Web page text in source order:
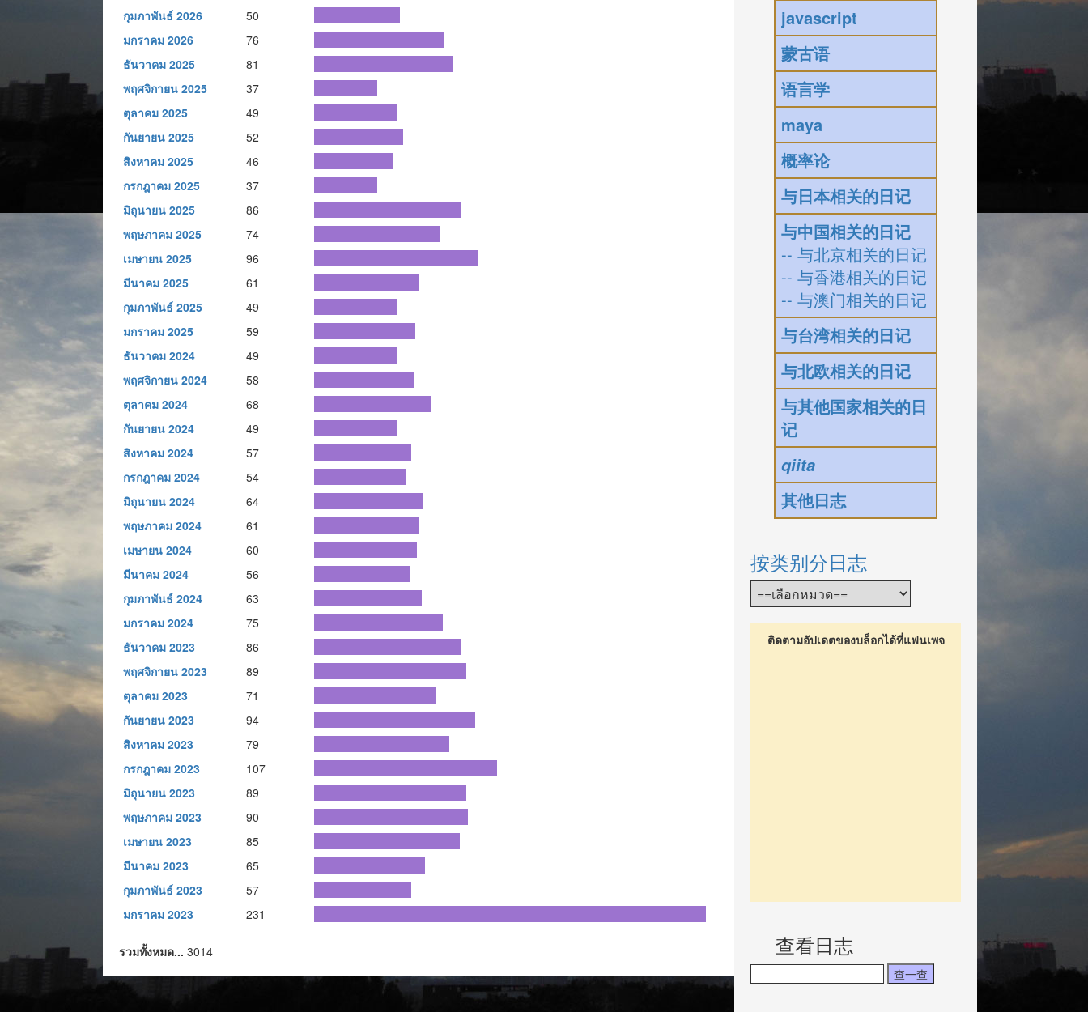
กุมภาพันธ์ 2026
50
มกราคม 2026
76
ธันวาคม 2025
81
พฤศจิกายน 2025
37
ตุลาคม 2025
49
กันยายน 2025
52
สิงหาคม 2025
46
กรกฎาคม 2025
37
มิถุนายน 2025
86
พฤษภาคม 2025
74
เมษายน 2025
96
มีนาคม 2025
61
กุมภาพันธ์ 2025
49
มกราคม 2025
59
ธันวาคม 2024
49
พฤศจิกายน 2024
58
ตุลาคม 2024
68
กันยายน 2024
49
สิงหาคม 2024
57
กรกฎาคม 2024
54
มิถุนายน 2024
64
พฤษภาคม 2024
61
เมษายน 2024
60
มีนาคม 2024
56
กุมภาพันธ์ 2024
63
มกราคม 2024
75
ธันวาคม 2023
86
พฤศจิกายน 2023
89
ตุลาคม 2023
71
กันยายน 2023
94
สิงหาคม 2023
79
กรกฎาคม 2023
107
มิถุนายน 2023
89
พฤษภาคม 2023
90
เมษายน 2023
85
มีนาคม 2023
65
กุมภาพันธ์ 2023
57
มกราคม 2023
231
รวมทั้งหมด... 3014
javascript
蒙古语
语言学
maya
概率论
与日本相关的日记
与中国相关的日记
-- 与北京相关的日记
-- 与香港相关的日记
-- 与澳门相关的日记
与台湾相关的日记
与北欧相关的日记
与其他国家相关的日
记
qiita
其他日志
按类别分日志
ติดตามอัปเดตของบล็อกได้ที่แฟนเพจ
查看日志